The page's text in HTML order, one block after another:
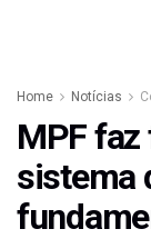
Home Notícias
MPF
sistema